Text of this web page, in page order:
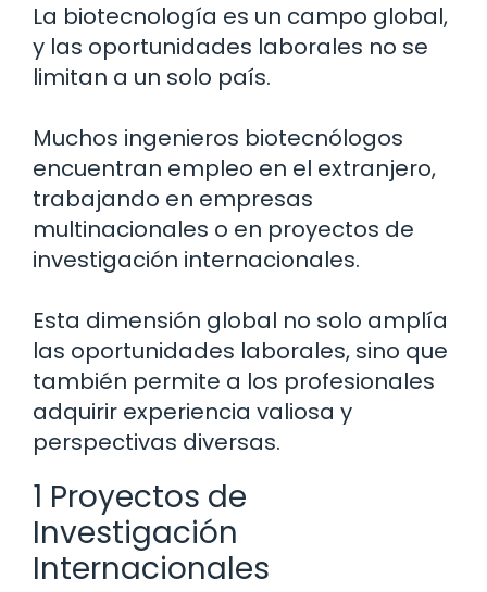
La biotecnología es un campo global,
y las oportunidades laborales no se
limitan a un solo país.
Muchos ingenieros biotecnólogos
encuentran empleo en el extranjero,
trabajando en empresas
multinacionales o en proyectos de
investigación internacionales.
Esta dimensión global no solo amplía
las oportunidades laborales, sino que
también permite a los profesionales
adquirir experiencia valiosa y
perspectivas diversas.
1 Proyectos de
Investigación
Internacionales